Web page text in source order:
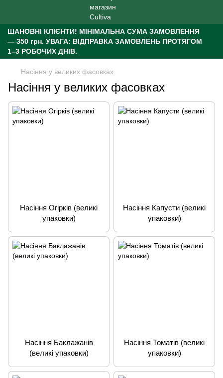
ШАНОВНІ КЛІЄНТИ! МІНІМАЛЬНА СУМА ЗАМОВЛЕННЯ
— 350 грн. УВАГА: ВІДПРАВКА ЗАМОВЛЕНЬ ПРОТЯГОМ
1–3 РОБОЧИХ ДНІВ.
Насіння у великих фасовках
Насіння у великих фасовках
Насіння Огірків (великі
упаковки)
Насіння Капусти (великі
упаковки)
Насіння Баклажанів
(великі упаковки)
Насіння Томатів (великі
упаковки)